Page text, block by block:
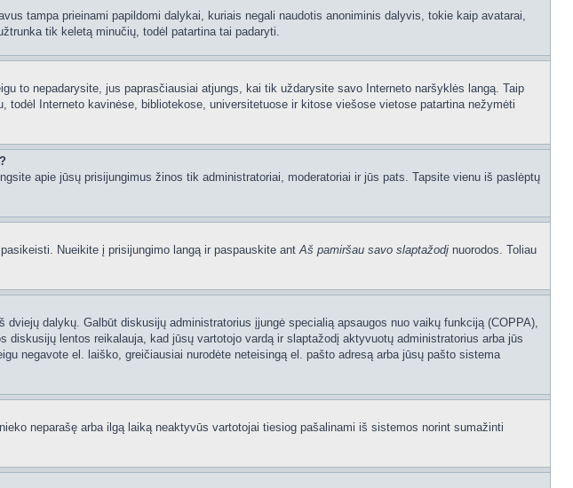
tampa prieinami papildomi dalykai, kuriais negali naudotis anoniminis dalyvis, tokie kaip avatarai,
tik keletą minučių, todėl patartina tai padaryti.
to nepadarysite, jus paprasčiausiai atjungs, kai tik uždarysite savo Interneto naršyklės langą. Taip
Interneto kavinėse, bibliotekose, universitetuose ir kitose viešose vietose patartina nežymėti
apie jūsų prisijungimus žinos tik administratoriai, moderatoriai ir jūs pats. Tapsite vienu iš paslėptų
Nueikite į prisijungimo langą ir paspauskite antAš pamiršau savo slaptažodį nuorodos. Toliau
dalykų. Galbūt diskusijų administratorius įjungė specialią apsaugos nuo vaikų funkciją (COPPA),
lentos reikalauja, kad jūsų vartotojo vardą ir slaptažodį aktyvuotų administratorius arba jūs
negavote el. laiško, greičiausiai nurodėte neteisingą el. pašto adresą arba jūsų pašto sistema
neparašę arba ilgą laiką neaktyvūs vartotojai tiesiog pašalinami iš sistemos norint sumažinti